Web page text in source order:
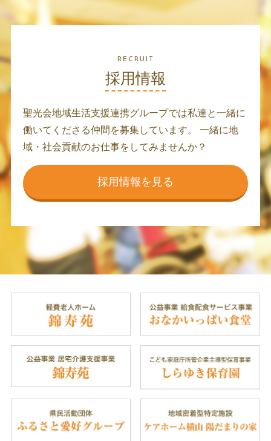
RECRUIT
採用情報
聖光会地域生活支援連携グループでは私達と一緒に
働いてくださる仲間を募集しています。
一緒に地
域・社会貢献のお仕事をしてみませんか？
採用情報を見る